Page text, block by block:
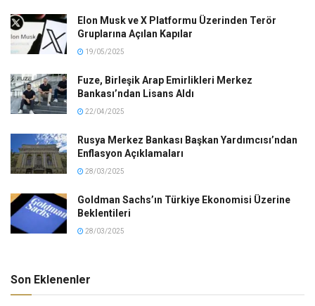
Elon Musk ve X Platformu Üzerinden Terör
Gruplarına Açılan Kapılar
19/05/2025
Fuze, Birleşik Arap Emirlikleri Merkez
Bankası’ndan Lisans Aldı
22/04/2025
Rusya Merkez Bankası Başkan Yardımcısı’ndan
Enflasyon Açıklamaları
28/03/2025
Goldman Sachs’ın Türkiye Ekonomisi Üzerine
Beklentileri
28/03/2025
Son Eklenenler